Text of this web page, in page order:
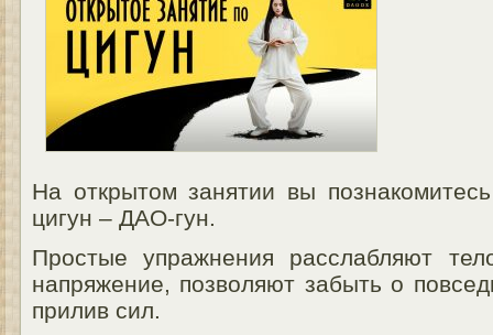
На открытом занятии вы
цигун – ДАО-гун.
Простые упражнения расслабляют
напряжение, позволяют забыть о
прилив сил.